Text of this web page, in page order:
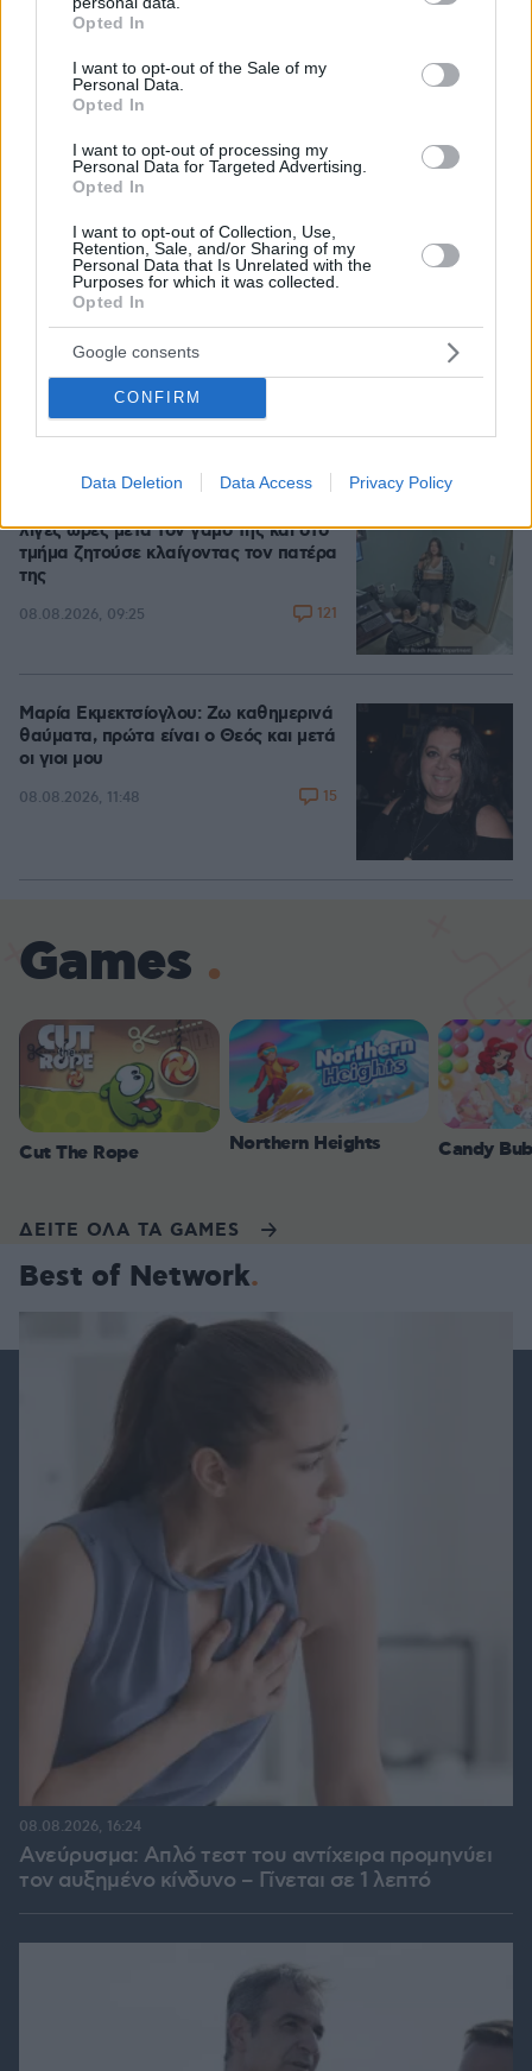
grant or deny consent to Google and its third-party tags to
use your data for below specified purposes in below Google
consent section.
Opted In
I want to opt-out of the Sale of my
Personal Data.
Opted In
I want to opt-out of processing my
Personal Data for Targeted Advertising.
Opted In
I want to opt-out of Collection, Use,
Retention, Sale, and/or Sharing of my
Personal Data that Is Unrelated with the
Purposes for which it was collected.
Opted In
Google consents
CONFIRM
Data Deletion Data Access Privacy Policy
Προήχθη σε Αστυνόμο Α' η
Κωνσταντία Δημογλίδου
08.08.2026, 14:57 57
Συνετρίβη πυροσβεστικό ελικόπτερο
ενώ επιχειρούσε σε μεγάλη δασική
πυρκαγιά στη Γιούτα
08.08.2026, 09:34
λίγες ώρες μετά τον γάμο της και στο
τμήμα ζητούσε κλαίγοντας τον πατέρα
της
08.08.2026, 09:25 121
Μαρία Εκμεκτσίογλου: Ζω καθημερινά
θαύματα, πρώτα είναι ο Θεός και μετά
οι γιοι μου
08.08.2026, 11:48 15
Games
Cut The Rope Northern Heights Candy
ΔΕΙΤΕ ΟΛΑ ΤΑ GAMES
Best of Network
Ανεύρυσμα: Απλό τεστ του αντίχειρα προμηνύει
τον αυξημένο κίνδυνο – Γίνεται σε 1 λεπτό
08.08.2026, 16:24